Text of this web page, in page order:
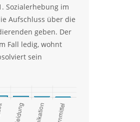
Sozialerhebung im
Aufschluss über die
geben. Der
Fall ledig, wohnt
sein